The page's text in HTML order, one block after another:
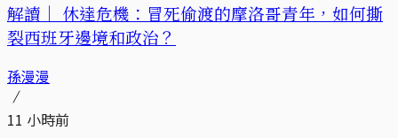
解讀｜ 休達危機：冒死偷渡的摩洛哥青年，如何撕
裂西班牙邊境和政治？
孫漫漫
11 小時前